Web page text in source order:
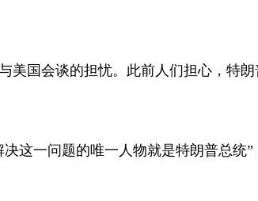
国会谈的担忧。此前人们担心，特
一问题的唯一人物就是特朗普总统”